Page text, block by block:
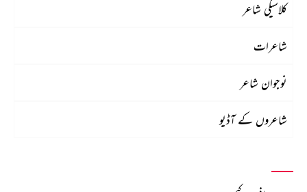
کلاسیکی شاعر
شاعرات
نوجوان شاعر
شاعروں کے آڈیو